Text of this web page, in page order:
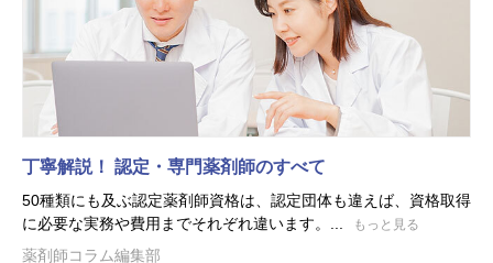
丁寧解説！ 認定・専門薬剤師のすべて
50種類にも及ぶ認定薬剤師資格は、認定団体も違えば、資格取得
に必要な実務や費用までそれぞれ違います。...
もっと見る
薬剤師コラム編集部